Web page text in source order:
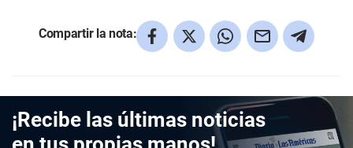
Compartir la nota:
¡Recibe las últimas noticias